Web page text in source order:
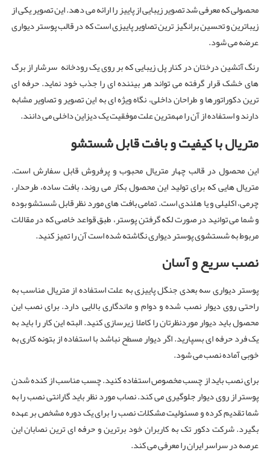
محصولی که معرفی شد تصویر زیبایی از پاییز را ارائه می دهد. این تصویر یکی از
زیباترین و تحسین برانگیز ترین تصاویر پاییزی است که در قالب پوستر دیواری
عرضه می شود.
رنگ آتشین درختان در کنار پل زیبایی که بر روی یک رودخانه سرشار از برگ
های خشک قرار گرفته می تواند هر بیننده ای را جذب خود نماید. حرفه ای
ترین دکوراتورها و طراحان داخلی، نگاه ویژه ای به این تصویر و تصاویر مشابه
دارند و استفاده از آن را مهمترین علت موفقیت یک دیزاین داخلی می دانند.
متریال با کیفیت و بافت قابل شستشو
این محصول در قالب چهار متریال محبوب و پرفروش قابل سفارش است.
متریال هایی که برای تولید این محصول بکار می روند، بافت ساده، طرحدار،
چرمی، اکلیلی و یا هلندی است. تمامی بافت های مورد نظر قابل شستشو بوده
و شما می توانید در صورت لکه گرفتن پوستر، طبق قواعد خاصی که در مقالات
مربوط به شستشوی پوستر دیواری نگاشته شده است آن را تمیز کنید.
نصب سریع و آسان
پوستر دیواری سه بعدی جنگل پاییزی به علت استفاده از متریال مناسب به
راحتی روی دیوار نصب شده و دوام و ماندگاری بالایی دارد. برای نصب این
محصول باید دیوار موردنظرتان را کاملا زیرسازی کنید. البته این کار را باید به
یک فرد حرفه ای بسپارید. اگر دیوار مسطح نباشد با استفاده از بتونه کاری به
خوبی آماده نصب می شود.
برای نصب باید از چسب مخصوص استفاده کنید. چسب مناسب از کنده شدن
پوستر از روی دیوار جلوگیری می کند. نصاب مورد نظر باید گارانتی نصب را به
شما تقدیم کرده و مسئولیت مشکلات نصب را برای یک دوره مشخص بر عهده
بگیرد. شرکت دکور تک به کاربران خود برترین و حرفه ای ترین نصابان این
عرصه در سراسر ایران را معرفی می کند.